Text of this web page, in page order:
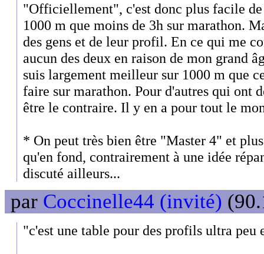
"Officiellement", c'est donc plus facile
1000 m que moins de 3h sur marathon.
des gens et de leur profil. En ce qui me
aucun des deux en raison de mon grand
suis largement meilleur sur 1000 m que
faire sur marathon. Pour d'autres qui ont
être le contraire. Il y en a pour tout le
* On peut très bien être "Master 4" et
qu'en fond, contrairement à une idée
discuté ailleurs...
par Coccinelle44 (invité)
"c'est une table pour des profils ultra peu